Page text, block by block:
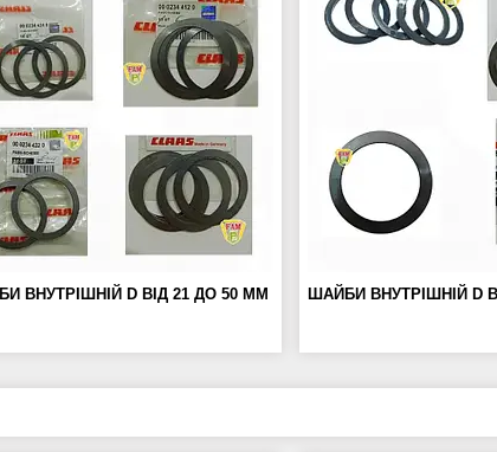
ВНУТРІШНІЙ D ВІД 21 ДО 50 ММ ШАЙБИ ВНУТРІШНІЙ D